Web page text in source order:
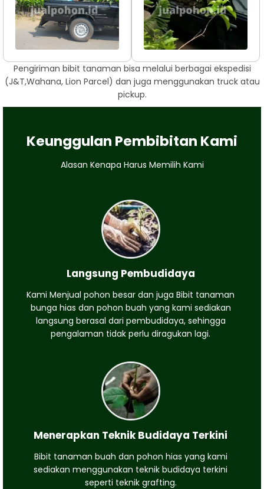
Pengiriman bibit tanaman bisa melalui berbagai ekspedisi
(J&T,Wahana, Lion Parcel) dan juga menggunakan truck atau
pickup.
Keunggulan Pembibitan Kami
Alasan Kenapa Harus Memilih Kami
Langsung Pembudidaya
Kami Menjual pohon besar dan juga Bibit tanaman
bunga hias dan pohon buah yang kami sediakan
langsung berasal dari pembudidaya, sehingga
pengalaman tidak perlu diragukan lagi.
Menerapkan Teknik Budidaya Terkini
Bibit tanaman buah dan pohon hias yang kami
sediakan menggunakan teknik budidaya terkini
seperti teknik grafting.